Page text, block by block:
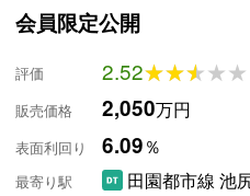
会員限定公開
評価 2.52★★★★★
★★★★★
販売価格 2,050万円
表面利回り 6.09％
最寄り駅 田園都市線 池